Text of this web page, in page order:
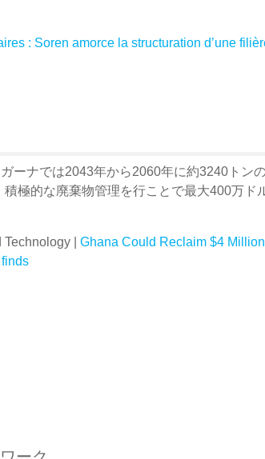
: Soren amorce la structuration d’une
ーナでは2043年から2060年に約3240トン
極的な廃棄物管理を行ことで最大400万ド
| Ghana Could Reclaim $4